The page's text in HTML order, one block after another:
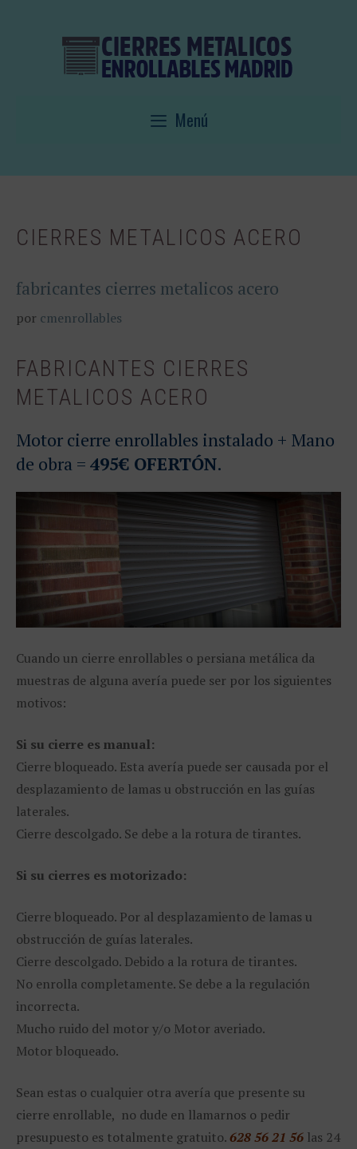
Menú
CIERRES METALICOS ACERO
fabricantes cierres metalicos acero
por cmenrollables
FABRICANTES CIERRES
METALICOS ACERO
Motor cierre enrollables instalado + Mano
de obra = 495€ OFERTÓN.
Cuando un cierre enrollables o persiana metálica da
muestras de alguna avería puede ser por los siguientes
motivos:
Si su cierre es manual:
Cierre bloqueado. Esta avería puede ser causada por el
desplazamiento de lamas u obstrucción en las guías
laterales.
Cierre descolgado. Se debe a la rotura de tirantes.
Si su cierres es motorizado:
Cierre bloqueado. Por al desplazamiento de lamas u
obstrucción de guías laterales.
Cierre descolgado. Debido a la rotura de tirantes.
No enrolla completamente. Se debe a la regulación
incorrecta.
Mucho ruido del motor y/o Motor averiado.
Motor bloqueado.
Sean estas o cualquier otra avería que presente su
cierre enrollable, no dude en llamarnos o pedir
presupuesto es totalmente gratuito.628 56 21 56 las 24